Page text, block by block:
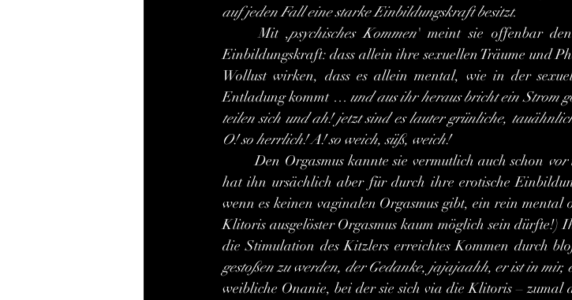
auf jeden Fall eine starke Einbildungskraft besitzt.
	Mit ,
psychisches Kommen' meint sie offenbar
Einbildungskraft: dass allein ihre sexuellen Träume und
Wollust wirken, dass es allein mental, wie in der
Entladung kommt … und aus ihr heraus bricht ein Strom
teilen sich und ah! jetzt sind es lauter grünliche,
O! so herrlich! A! so weich, süß, weich!
	Den Orgasmus kannte sie vermutlich auch schon
vor
hat ihn ursächlich aber für durch ihre erotische
wenn es keinen vaginalen Orgasmus gibt, ein rein mental
Klitoris ausgelöster Orgasmus kaum möglich sein dürfte!)
die Stimulation des Kitzlers erreichtes Kommen durch
gestoßen zu werden, der Gedanke, jajajaahh, er ist in mir,
weibliche Onanie, bei der sie sich via die Klitoris – zumal